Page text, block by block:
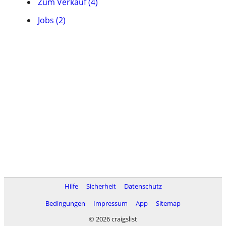
Jobs (2)
Hilfe Sicherheit
Datenschutz
Bedingungen
Impressum App
Sitemap
© 2026 craigslist